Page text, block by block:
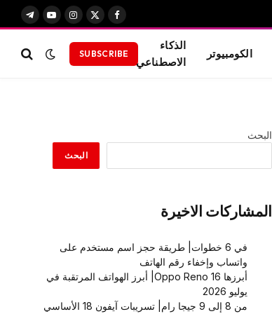
فيسبوك
X
الانستغرام
يوتيوبتيلقرام
الكومبيوتر
الذكاء
الاصطناعي
SUBSCRIBE
البحث
البحث
المشاركات الاخيرة
في 6 خطوات| طريقة حجز اسم مستخدم على
واتساب وإخفاء رقم الهاتف
أبرزها Oppo Reno 16| أبرز الهواتف المرتقبة في
يوليو 2026
من 8 إلى 9 جيجا رام| تسريبات آيفون 18 الأساسي